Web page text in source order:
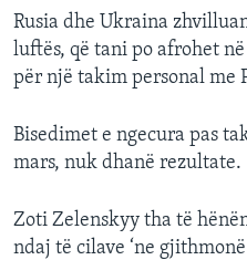
Rusia dhe Ukraina
luftës, që tani po afrohet
për një takim personal me
Bisedimet e ngecura pas
mars, nuk dhanë rezultate.
Zoti Zelenskyy tha të
ndaj të cilave ‘ne